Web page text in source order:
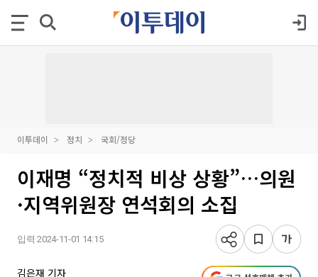
이투데이 정치 국회/정당
이재명 “정치적 비상 상황”…의원
·지역위원장 연석회의 소집
입력 2024-11-01 14:15
김은재 기자